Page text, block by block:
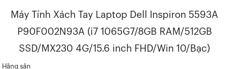
Máy Tính Xách Tay Laptop Dell Inspiron 5593A
P90F002N93A (i7 1065G7/8GB RAM/512GB
SSD/MX230 4G/15.6 inch FHD/Win 10/Bạc)
Hãng sản